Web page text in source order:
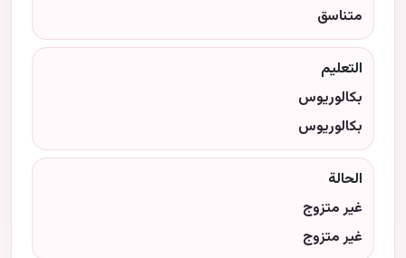
متناسق
التعليم
بكالوريوس
بكالوريوس
الحالة
غير متزوج
غير متزوج